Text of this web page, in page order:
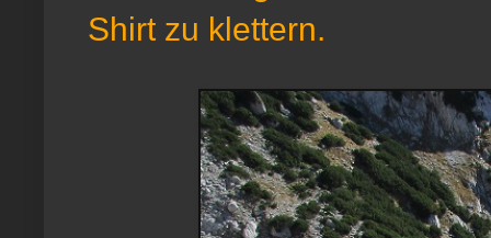
Shirt zu klettern.